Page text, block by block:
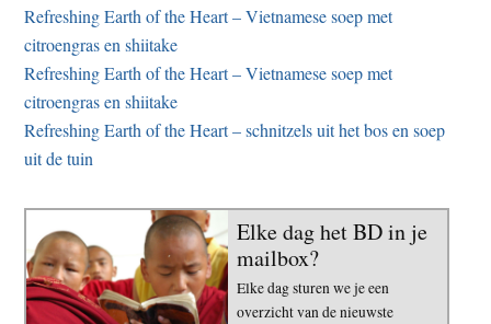
Refreshing Earth of the Heart – Vietnamese soep met
citroengras en shiitake
Refreshing Earth of the Heart – Vietnamese soep met
citroengras en shiitake
Refreshing Earth of the Heart – schnitzels uit het bos en soep
uit de tuin
Elke dag het BD in je
mailbox?
Elke dag sturen we je een
overzicht van de nieuwste